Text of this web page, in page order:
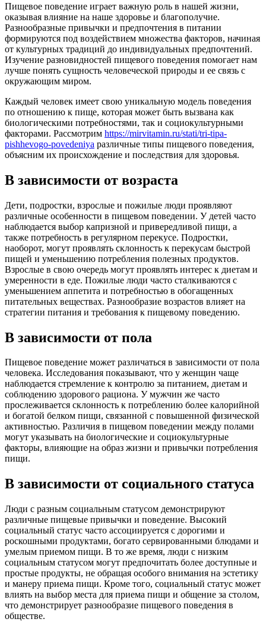
Пищевое поведение играет важную роль в нашей жизни,
оказывая влияние на наше здоровье и благополучие.
Разнообразные привычки и предпочтения в питании
формируются под воздействием множества факторов, начиная
от культурных традиций до индивидуальных предпочтений.
Изучение разновидностей пищевого поведения помогает нам
лучше понять сущность человеческой природы и ее связь с
окружающим миром.
Каждый человек имеет свою уникальную модель поведения
по отношению к пище, которая может быть вызвана как
биологическими потребностями, так и социокультурными
факторами. Рассмотрим https://mirvitamin.ru/stati/tri-tipa-
pishhevogo-povedeniya различные типы пищевого поведения,
объясним их происхождение и последствия для здоровья.
В зависимости от возраста
Дети, подростки, взрослые и пожилые люди проявляют
различные особенности в пищевом поведении. У детей часто
наблюдается выбор капризной и привередливой пищи, а
также потребность в регулярном перекусе. Подростки,
наоборот, могут проявлять склонность к перекусам быстрой
пищей и уменьшению потребления полезных продуктов.
Взрослые в свою очередь могут проявлять интерес к диетам и
умеренности в еде. Пожилые люди часто сталкиваются с
уменьшением аппетита и потребностью в обогащенных
питательных веществах. Разнообразие возрастов влияет на
стратегии питания и требования к пищевому поведению.
В зависимости от пола
Пищевое поведение может различаться в зависимости от пола
человека. Исследования показывают, что у женщин чаще
наблюдается стремление к контролю за питанием, диетам и
соблюдению здорового рациона. У мужчин же часто
прослеживается склонность к потреблению более калорийной
и богатой белком пищи, связанной с повышенной физической
активностью. Различия в пищевом поведении между полами
могут указывать на биологические и социокультурные
факторы, влияющие на образ жизни и привычки потребления
пищи.
В зависимости от социального статуса
Люди с разным социальным статусом демонстрируют
различные пищевые привычки и поведение. Высокий
социальный статус часто ассоциируется с дорогими и
роскошными продуктами, богато сервированными блюдами и
умелым приемом пищи. В то же время, люди с низким
социальным статусом могут предпочитать более доступные и
простые продукты, не обращая особого внимания на эстетику
и манеру приема пищи. Кроме того, социальный статус может
влиять на выбор места для приема пищи и общение за столом,
что демонстрирует разнообразие пищевого поведения в
обществе.